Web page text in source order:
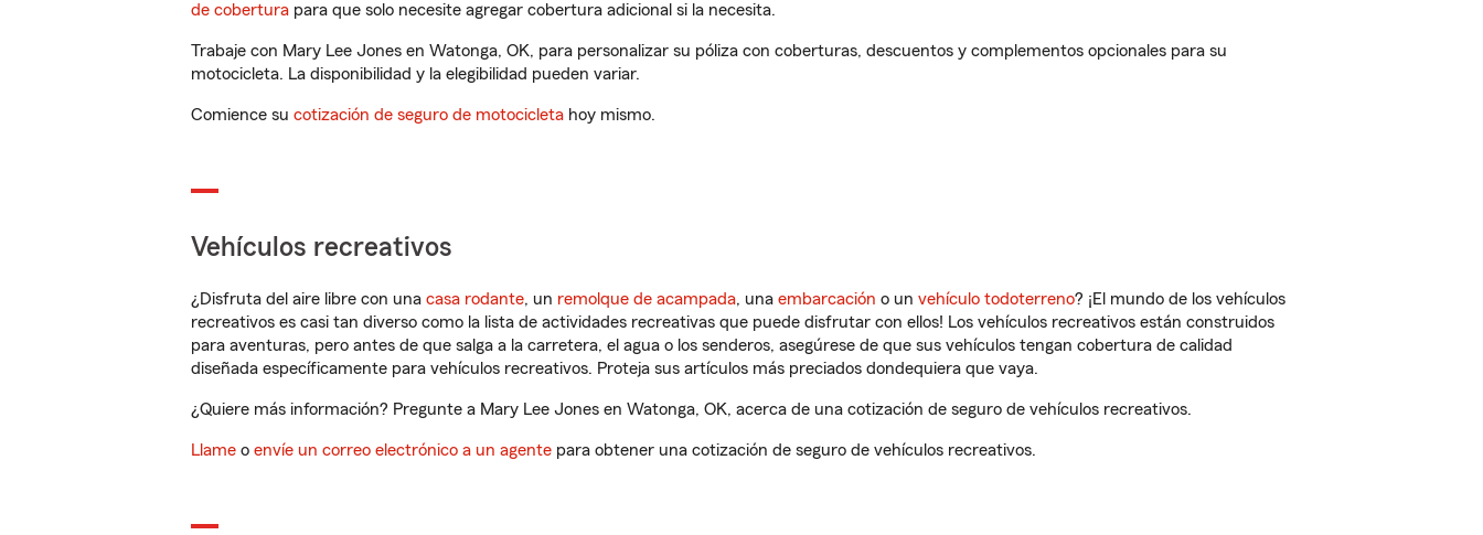
de cobertura para que solo necesite agregar cobertura adicional si la necesita.
Trabaje con Mary Lee Jones en Watonga, OK, para personalizar su póliza con coberturas, descuentos y complementos opcionales para su
motocicleta. La disponibilidad y la elegibilidad pueden variar.
Comience su cotización de seguro de motocicleta hoy mismo.
Vehículos recreativos
¿Disfruta del aire libre con una casa rodante, un remolque de acampada, una embarcación o un vehículo todoterreno? ¡El mundo de los vehículos
recreativos es casi tan diverso como la lista de actividades recreativas que puede disfrutar con ellos! Los vehículos recreativos están construidos
para aventuras, pero antes de que salga a la carretera, el agua o los senderos, asegúrese de que sus vehículos tengan cobertura de calidad
diseñada específicamente para vehículos recreativos. Proteja sus artículos más preciados dondequiera que vaya.
¿Quiere más información? Pregunte a Mary Lee Jones en Watonga, OK, acerca de una cotización de seguro de vehículos recreativos.
Llame o envíe un correo electrónico a un agente para obtener una cotización de seguro de vehículos recreativos.